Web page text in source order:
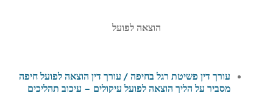
הוצאה לפועל
עורך דין פשיטת רגל בחיפה / עורך דין הוצאה לפועל חיפה
מסביר על הליך הוצאה לפועל עיקולים – עיכוב תהליכים